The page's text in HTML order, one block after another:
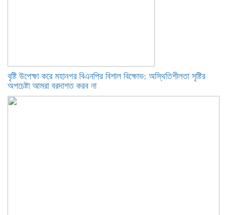
বৃষ্টি উপেক্ষা করে মহানগর বিএনপির বিশাল বিক্ষোভ: অস্থিতিশীলতা সৃষ্টির
অপচেষ্টা আমরা বরদাশত করব না